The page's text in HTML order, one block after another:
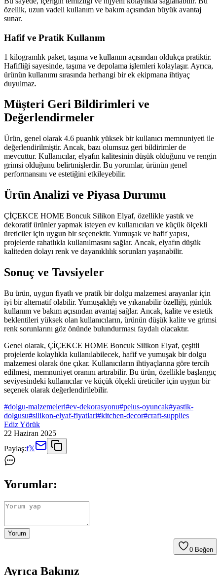
özellik, uzun vadeli kullanım ve bakım açısından büyük avantaj
sunar.
Hafif ve Pratik Kullanım
1 kilogramlık paket, taşıma ve kullanım açısından oldukça pratiktir.
Hafifliği sayesinde, taşıma ve depolama işlemleri kolaylaşır. Ayrıca,
ürünün kullanımı sırasında herhangi bir ek ekipmana ihtiyaç
duyulmaz.
Müşteri Geri Bildirimleri ve
Değerlendirmeler
Ürün, genel olarak 4.6 puanlık yüksek bir kullanıcı memnuniyeti ile
değerlendirilmiştir. Ancak, bazı olumsuz geri bildirimler de
mevcuttur. Kullanıcılar, elyafın kalitesinin düşük olduğunu ve rengin
grimsi olduğunu belirtmişlerdir. Bu yorumlar, ürünün genel
performansını ve estetiğini etkileyebilir.
Ürün Analizi ve Piyasa Durumu
ÇİÇEKCE HOME Boncuk Silikon Elyaf, özellikle yastık ve
dekoratif ürünler yapmak isteyen ev kullanıcıları ve küçük ölçekli
üreticiler için uygun bir seçenektir. Yumuşak ve hafif yapısı,
projelerde rahatlıkla kullanılmasını sağlar. Ancak, elyafın düşük
kaliteden dolayı renk ve dayanıklılık sorunları yaşanabilir.
Sonuç ve Tavsiyeler
Bu ürün, uygun fiyatlı ve pratik bir dolgu malzemesi arayanlar için
iyi bir alternatif olabilir. Yumuşaklığı ve yıkanabilir özelliği, günlük
kullanım ve bakım açısından avantaj sağlar. Ancak, kalite ve estetik
beklentileri yüksek olan kullanıcıların, ürünün düşük kalite ve grimsi
renk sorunlarını göz önünde bulundurması faydalı olacaktır.
Genel olarak, ÇİÇEKCE HOME Boncuk Silikon Elyaf, çeşitli
projelerde kolaylıkla kullanılabilecek, hafif ve yumuşak bir dolgu
malzemesi olarak öne çıkar. Kullanıcıların ihtiyaçlarına göre tercih
edilmesi, memnuniyet oranını artırabilir. Bu ürün, özellikle başlangıç
seviyesindeki kullanıcılar ve küçük ölçekli üreticiler için uygun bir
seçenek olarak değerlendirilebilir.
#dolgu-malzemeleri#ev-dekorasyonu#pelus-oyuncak#yastik-
dolgusu#silikon-elyaf-fiyatlari#kitchen-decor#craft-supplies
Ediz Yörük
22 Haziran 2025
Paylaş:f𝕏
Yorumlar:
Yorum
0 Beğen
Ayrıca Bakınız